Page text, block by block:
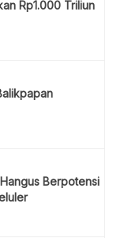
Rp1.000 Triliun
Berpotensi